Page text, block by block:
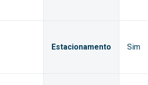
Estacionamento Sim